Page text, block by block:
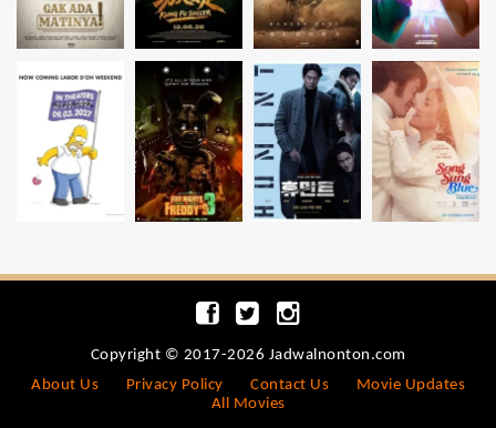
Copyright © 2017-2026 Jadwalnonton.com
About Us
Privacy Policy Contact Us
Movie Updates
All Movies